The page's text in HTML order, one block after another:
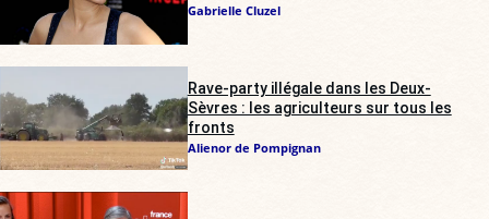
Gabrielle Cluzel
Rave-party illégale dans les Deux-
Sèvres : les agriculteurs sur tous les
fronts
Alienor de Pompignan